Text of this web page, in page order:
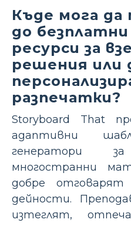
Къде мога да
до
ресурси за
решения или
разпечатки?
Storyboard That
адаптивни
генератори
многостранни
добре
дейности.
изтеглят,